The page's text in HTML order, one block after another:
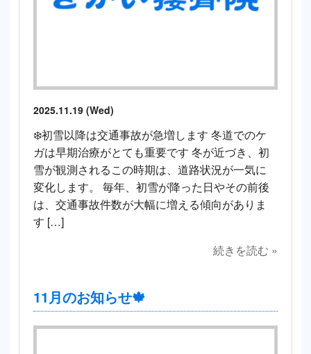
2025.11.19 (Wed)
❄️初雪以降は交通事故が急増します 冬道でのケ
ガは早期治療がとても重要です 冬が近づき、初
雪が観測されるこの時期は、道路状況が一気に
変化します。 毎年、初雪が降った日やその前後
は、交通事故件数が大幅に増える傾向がありま
す […]
続きを読む »
11月のお知らせ🍁